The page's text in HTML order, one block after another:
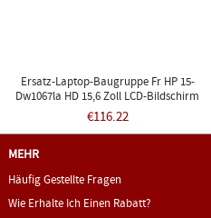
Ersatz-Laptop-Baugruppe Fr HP 15-
Dw1067la HD 15,6 Zoll LCD-Bildschirm
Ohne Touch-Funktion
€116.22
MEHR
Häufig Gestellte Fragen
Wie Erhalte Ich Einen Rabatt?